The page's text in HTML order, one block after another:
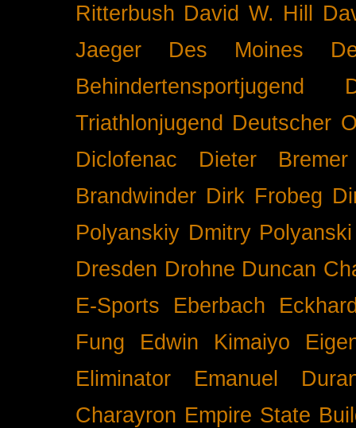
Ritterbush David W. Hill
Jaeger
Des Moines
Behindertensportjugend
Triathlonjugend Deutscher
Diclofenac
Dieter Bremer
Brandwinder Dirk Frobeg
Polyanskiy Dmitry Polyanski
Dresden Drohne Duncan
E-Sports
Eberbach
Fung
Edwin Kimaiyo
Eliminator
Emanuel
Charayron Empire State